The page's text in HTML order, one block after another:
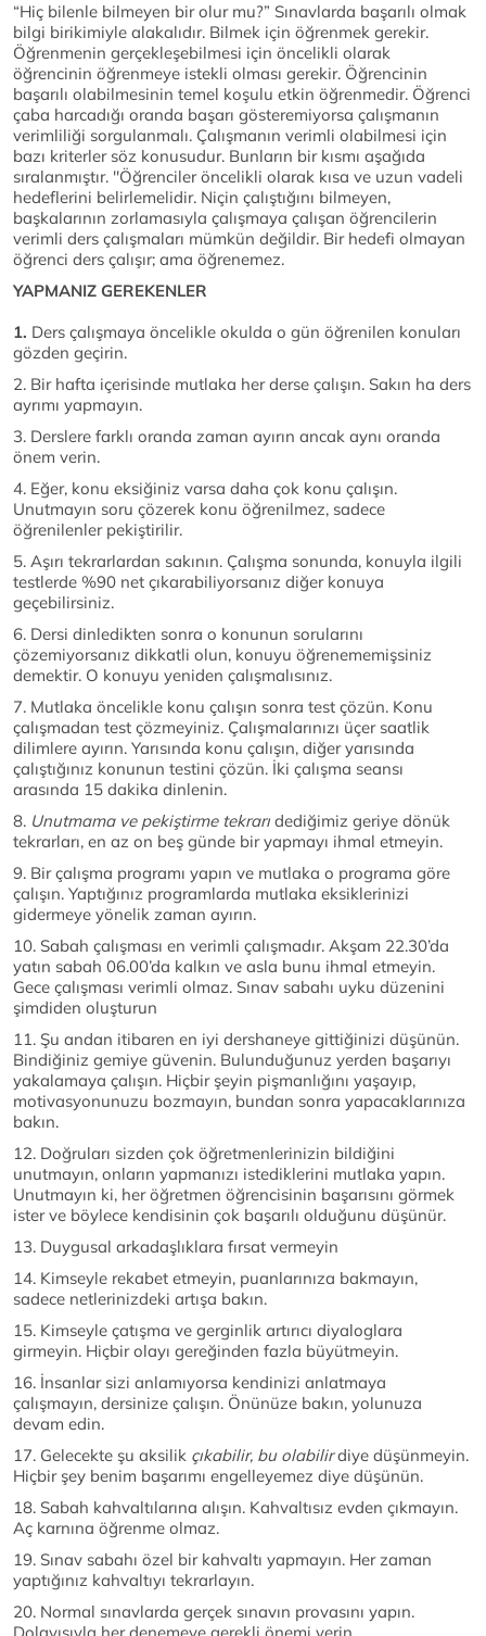
“Hiç bilenle bilmeyen bir olur mu?” Sınavlarda başarılı olmak
bilgi birikimiyle alakalıdır. Bilmek için öğrenmek gerekir.
Öğrenmenin gerçekleşebilmesi için öncelikli olarak
öğrencinin öğrenmeye istekli olması gerekir. Öğrencinin
başarılı olabilmesinin temel koşulu etkin öğrenmedir. Öğrenci
çaba harcadığı oranda başarı gösteremiyorsa çalışmanın
verimliliği sorgulanmalı. Çalışmanın verimli olabilmesi için
bazı kriterler söz konusudur. Bunların bir kısmı aşağıda
sıralanmıştır. ''Öğrenciler öncelikli olarak kısa ve uzun vadeli
hedeflerini belirlemelidir. Niçin çalıştığını bilmeyen,
başkalarının zorlamasıyla çalışmaya çalışan öğrencilerin
verimli ders çalışmaları mümkün değildir. Bir hedefi olmayan
öğrenci ders çalışır; ama öğrenemez.
YAPMANIZ GEREKENLER
1. Ders çalışmaya öncelikle okulda o gün öğrenilen konuları
gözden geçirin.
2. Bir hafta içerisinde mutlaka her derse çalışın. Sakın ha ders
ayrımı yapmayın.
3. Derslere farklı oranda zaman ayırın ancak aynı oranda
önem verin.
4. Eğer, konu eksiğiniz varsa daha çok konu çalışın.
Unutmayın soru çözerek konu öğrenilmez, sadece
öğrenilenler pekiştirilir.
5. Aşırı tekrarlardan sakının. Çalışma sonunda, konuyla ilgili
testlerde %90 net çıkarabiliyorsanız diğer konuya
geçebilirsiniz.
6. Dersi dinledikten sonra o konunun sorularını
çözemiyorsanız dikkatli olun, konuyu öğrenememişsiniz
demektir. O konuyu yeniden çalışmalısınız.
7. Mutlaka öncelikle konu çalışın sonra test çözün. Konu
çalışmadan test çözmeyiniz. Çalışmalarınızı üçer saatlik
dilimlere ayırın. Yarısında konu çalışın, diğer yarısında
çalıştığınız konunun testini çözün. İki çalışma seansı
arasında 15 dakika dinlenin.
8. Unutmama ve pekiştirme tekrarı dediğimiz geriye dönük
tekrarları, en az on beş günde bir yapmayı ihmal etmeyin.
9. Bir çalışma programı yapın ve mutlaka o programa göre
çalışın. Yaptığınız programlarda mutlaka eksiklerinizi
gidermeye yönelik zaman ayırın.
10. Sabah çalışması en verimli çalışmadır. Akşam 22.30’da
yatın sabah 06.00’da kalkın ve asla bunu ihmal etmeyin.
Gece çalışması verimli olmaz. Sınav sabahı uyku düzenini
şimdiden oluşturun
11. Şu andan itibaren en iyi dershaneye gittiğinizi düşünün.
Bindiğiniz gemiye güvenin. Bulunduğunuz yerden başarıyı
yakalamaya çalışın. Hiçbir şeyin pişmanlığını yaşayıp,
motivasyonunuzu bozmayın, bundan sonra yapacaklarınıza
bakın.
12. Doğruları sizden çok öğretmenlerinizin bildiğini
unutmayın, onların yapmanızı istediklerini mutlaka yapın.
Unutmayın ki, her öğretmen öğrencisinin başarısını görmek
ister ve böylece kendisinin çok başarılı olduğunu düşünür.
13. Duygusal arkadaşlıklara fırsat vermeyin
14. Kimseyle rekabet etmeyin, puanlarınıza bakmayın,
sadece netlerinizdeki artışa bakın.
15. Kimseyle çatışma ve gerginlik artırıcı diyaloglara
girmeyin. Hiçbir olayı gereğinden fazla büyütmeyin.
16. İnsanlar sizi anlamıyorsa kendinizi anlatmaya
çalışmayın, dersinize çalışın. Önünüze bakın, yolunuza
devam edin.
17. Gelecekte şu aksilik çıkabilir, bu olabilirdiye düşünmeyin.
Hiçbir şey benim başarımı engelleyemez diye düşünün.
18. Sabah kahvaltılarına alışın. Kahvaltısız evden çıkmayın.
Aç karnına öğrenme olmaz.
19. Sınav sabahı özel bir kahvaltı yapmayın. Her zaman
yaptığınız kahvaltıyı tekrarlayın.
20. Normal sınavlarda gerçek sınavın provasını yapın.